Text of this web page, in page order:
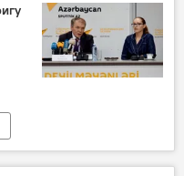
Россия